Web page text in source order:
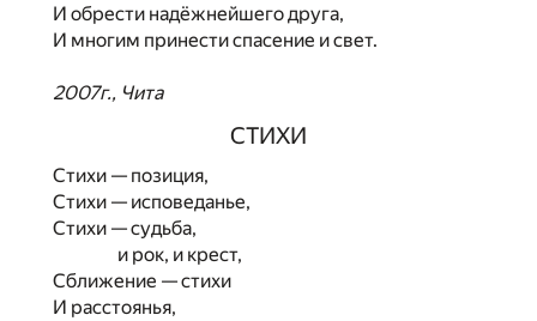
И обрести надёжнейшего друга,
И многим принести спасение и свет.
2007г., Чита
СТИХИ
Стихи — позиция,
Стихи — исповеданье,
Стихи — судьба,
и рок, и крест,
Сближение — стихи
И расстоянья,